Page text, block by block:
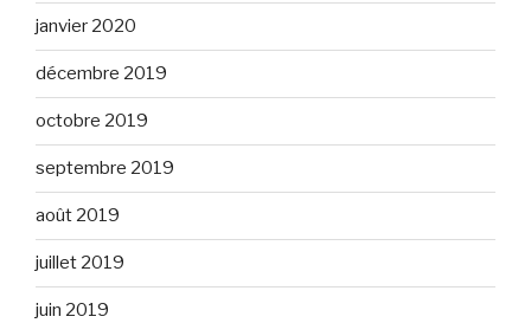
janvier 2020
décembre 2019
octobre 2019
septembre 2019
août 2019
juillet 2019
juin 2019